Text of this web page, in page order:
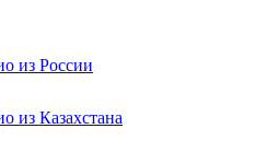
из России
из Казахстана